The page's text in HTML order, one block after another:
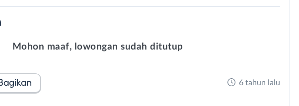
Mohon maaf, lowongan sudah ditutup
6 tahun lalu